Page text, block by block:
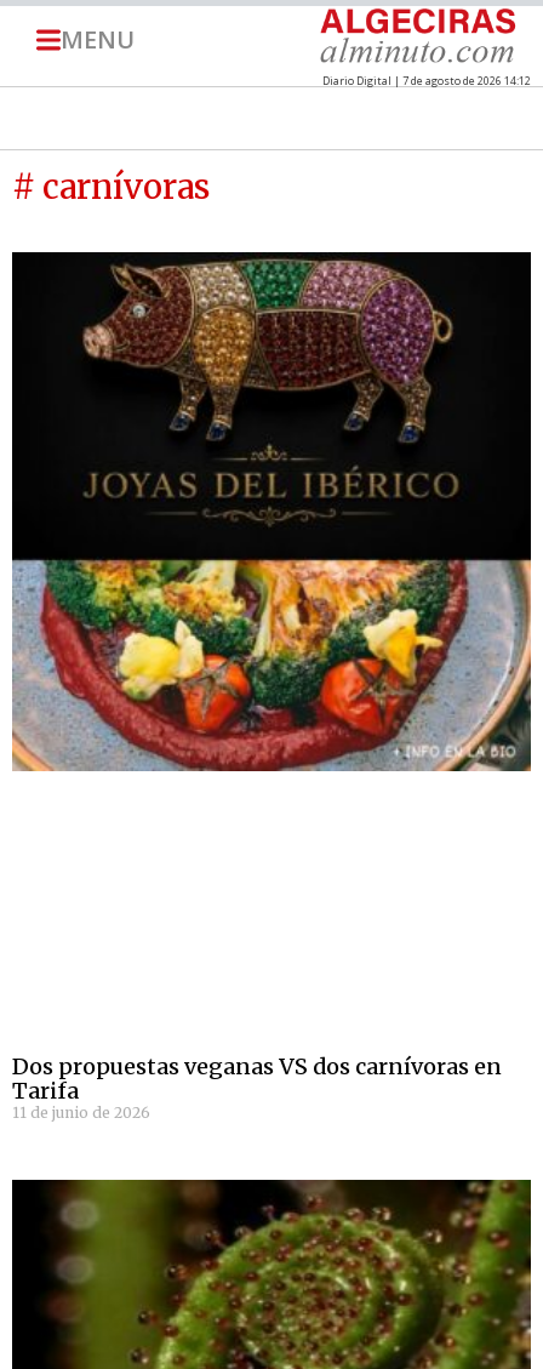
MENU
Diario Digital | 7 de agosto de 2026 14:12
# carnívoras
Dos propuestas veganas VS dos carnívoras en
Tarifa
11 de junio de 2026